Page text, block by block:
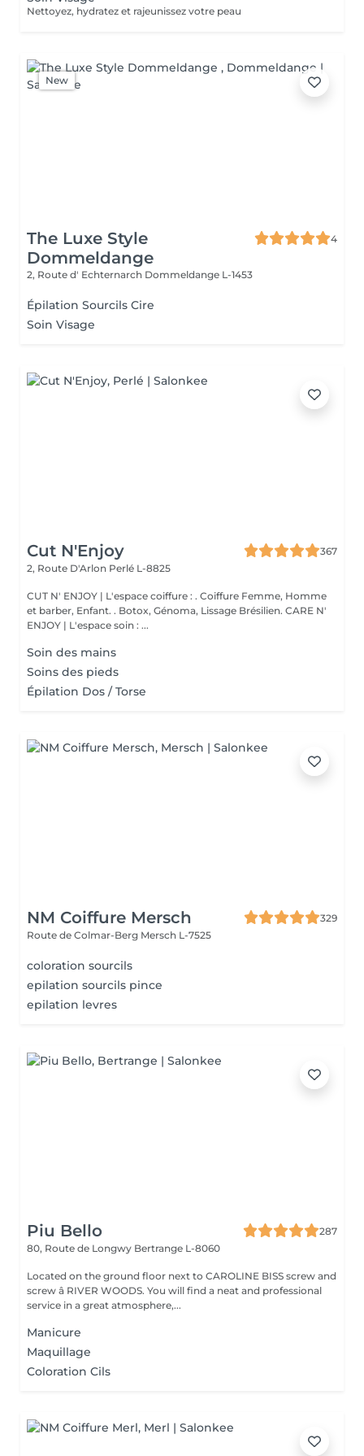
Nettoyez, hydratez et rajeunissez votre peau
New
The Luxe Style
Dommeldange
4
2, Route d' Echternarch Dommeldange L-1453
Épilation Sourcils Cire
Soin Visage
Cut N'Enjoy
367
2, Route D'Arlon Perlé L-8825
CUT N' ENJOY | L'espace coiffure : . Coiffure Femme, Homme
et barber, Enfant. . Botox, Génoma, Lissage Brésilien. CARE N'
ENJOY | L'espace soin : ...
Soin des mains
Soins des pieds
Épilation Dos / Torse
NM Coiffure Mersch
329
Route de Colmar-Berg Mersch L-7525
coloration sourcils
epilation sourcils pince
epilation levres
Piu Bello
287
80, Route de Longwy Bertrange L-8060
Located on the ground floor next to CAROLINE BISS screw and
screw â RIVER WOODS. You will find a neat and professional
service in a great atmosphere,...
Manicure
Maquillage
Coloration Cils